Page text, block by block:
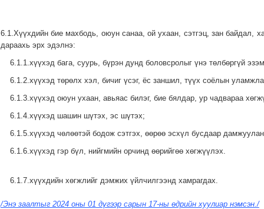
6.1.Хүүхдийн бие махбодь, оюун санаа, ой ухаан, сэтгэц, зан байдал,
дараахь эрх эдэлнэ:
6.1.1.хүүхэд бага, суурь, бүрэн дунд боловсролыг үнэ төлбөргүй
6.1.2.хүүхэд төрөлх хэл, бичиг үсэг, ёс заншил, түүх соёлын
6.1.3.хүүхэд оюун ухаан, авьяас билэг, бие бялдар, ур чадвараа
6.1.4.хүүхэд шашин шүтэх, эс шүтэх;
6.1.5.хүүхэд чөлөөтэй бодож сэтгэх, өөрөө эсхүл бусдаар
6.1.6.хүүхэд гэр бүл, нийгмийн орчинд өөрийгөө хөгжүүлэх.
6.1.7.хүүхдийн хөгжлийг дэмжих үйлчилгээнд хамрагдах.
/Энэ заалтыг 2024 оны 01 дүгээр сарын 17-ны өдрийн хуулиар нэмсэн./